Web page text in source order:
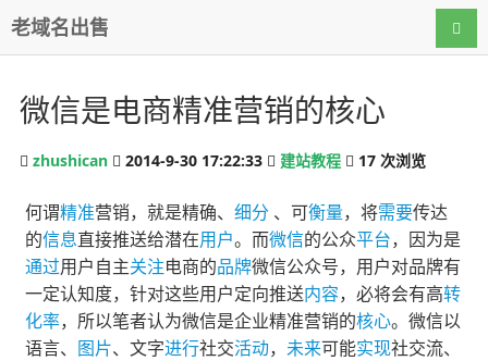
老域名出售 导航
微信是电商精准营销的核心
zhushican 2014-9-30 17:22:33 建站教程 17 次浏览
何谓精准营销，就是精确、 细分 、可衡量，将需要传达
的信息直接推送给潜在用户。而微信的公众平台，因为是
通过用户自主关注电商的品牌微信公众号，用户对品牌有
一定认知度，针对这些用户定向推送内容，必将会有高转
化率，所以笔者认为微信是企业精准营销的核心。微信以
语言、 图片、文字进行社交活动， 未来可能实现社交流、